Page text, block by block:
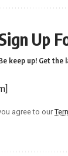
Up
keep up! Get
agree to our